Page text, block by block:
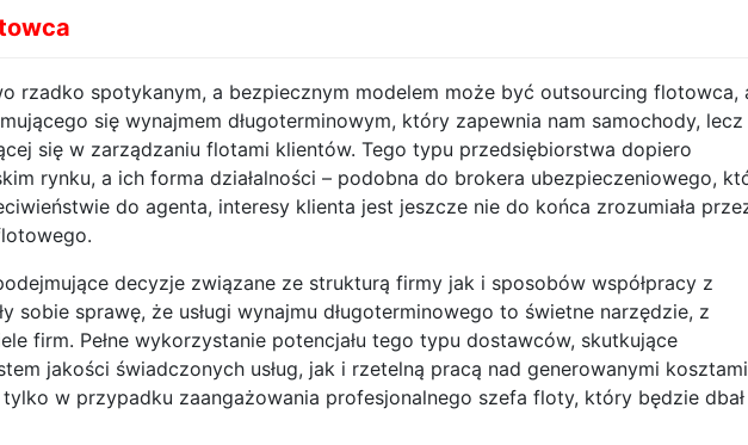
rzadko spotykanym, a bezpiecznym modelem może być outsourcing flotowca,
się wynajmem długoterminowym, który zapewnia nam samochody, lecz
się w zarządzaniu flotami klientów. Tego typu przedsiębiorstwa dopiero
rynku, a ich forma działalności – podobna do brokera ubezpieczeniowego,
do agenta, interesy klienta jest jeszcze nie do końca zrozumiała
decyzje związane ze strukturą firmy jak i sposobów współpracy z
sobie sprawę, że usługi wynajmu długoterminowego to świetne narzędzie, z
firm. Pełne wykorzystanie potencjału tego typu dostawców, skutkujące
jakości świadczonych usług, jak i rzetelną pracą nad generowanymi kosztami
w przypadku zaangażowania profesjonalnego szefa floty, który będzie dbał